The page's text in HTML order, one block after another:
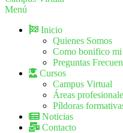
Menú
Inicio
Quienes Somos
Como bonifico
Preguntas
Cursos
Campus Virtual
Áreas
Píldoras
Noticias
Contacto